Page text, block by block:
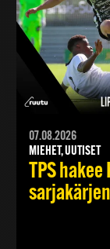
07.08.2026
MIEHET, UUTISET
TPS